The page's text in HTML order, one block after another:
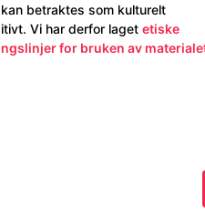
Kart
betraktes som kulturelt
Vi har derfor laget etiske
for bruken av